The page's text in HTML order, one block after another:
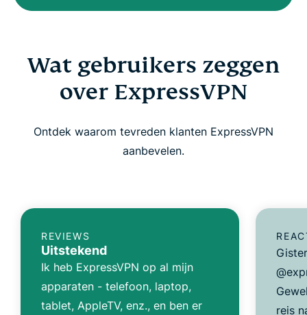
Wat gebruikers zeggen
over ExpressVPN
Ontdek waarom tevreden klanten ExpressVPN
aanbevelen.
REVIEWS
Uitstekend
Ik heb ExpressVPN op al mijn
apparaten - telefoon, laptop,
tablet, AppleTV, enz., en ben er
reis